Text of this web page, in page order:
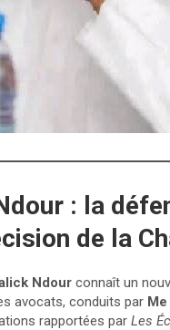
: la
de la
Ndour connaît un
avocats, conduits par
rapportées par Les